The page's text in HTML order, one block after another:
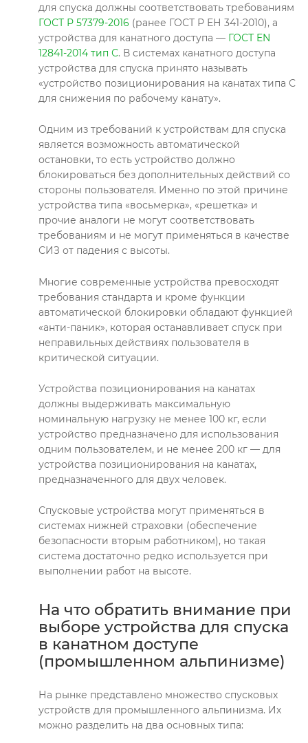
для спуска должны соответствовать требованиям
ГОСТ Р 57379-2016 (ранее ГОСТ Р ЕН 341-2010), а
устройства для канатного доступа — ГОСТ EN
12841-2014 тип С. В системах канатного доступа
устройства для спуска принято называть
«устройство позиционирования на канатах типа С
для снижения по рабочему канату».
Одним из требований к устройствам для спуска
является возможность автоматической
остановки, то есть устройство должно
блокироваться без дополнительных действий со
стороны пользователя. Именно по этой причине
устройства типа «восьмерка», «решетка» и
прочие аналоги не могут соответствовать
требованиям и не могут применяться в качестве
СИЗ от падения с высоты.
Многие современные устройства превосходят
требования стандарта и кроме функции
автоматической блокировки обладают функцией
«анти-паник», которая останавливает спуск при
неправильных действиях пользователя в
критической ситуации.
Устройства позиционирования на канатах
должны выдерживать максимальную
номинальную нагрузку не менее 100 кг, если
устройство предназначено для использования
одним пользователем, и не менее 200 кг — для
устройства позиционирования на канатах,
предназначенного для двух человек.
Спусковые устройства могут применяться в
системах нижней страховки (обеспечение
безопасности вторым работником), но такая
система достаточно редко используется при
выполнении работ на высоте.
На что обратить внимание при
выборе устройства для спуска
в канатном доступе
(промышленном альпинизме)
На рынке представлено множество спусковых
устройств для промышленного альпинизма. Их
можно разделить на два основных типа: